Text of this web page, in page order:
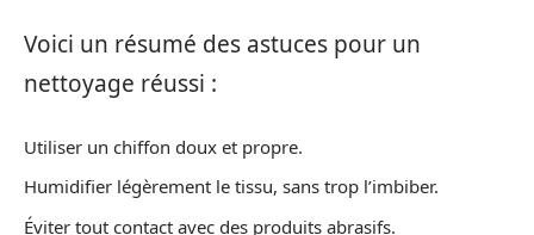
Voici un résumé des astuces pour un
nettoyage réussi :
Utiliser un chiffon doux et propre.
Humidifier légèrement le tissu, sans trop l’imbiber.
Éviter tout contact avec des produits abrasifs.